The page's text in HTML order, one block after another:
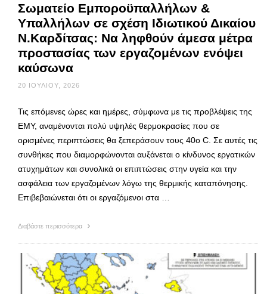
Σωματείο Εμποροϋπαλλήλων &
Υπαλλήλων σε σχέση Ιδιωτικού Δικαίου
Ν.Καρδίτσας: Να ληφθούν άμεσα μέτρα
προστασίας των εργαζομένων ενόψει
καύσωνα
20 ΙΟΥΛΊΟΥ, 2026
Τις επόμενες ώρες και ημέρες, σύμφωνα με τις προβλέψεις της
ΕΜΥ, αναμένονται πολύ υψηλές θερμοκρασίες που σε
ορισμένες περιπτώσεις θα ξεπεράσουν τους 40ο C. Σε αυτές τις
συνθήκες που διαμορφώνονται αυξάνεται ο κίνδυνος εργατικών
ατυχημάτων και συνολικά οι επιπτώσεις στην υγεία και την
ασφάλεια των εργαζομένων λόγω της θερμικής καταπόνησης.
Επιβεβαιώνεται ότι οι εργαζόμενοι στα …
Διαβάστε περισσότερα